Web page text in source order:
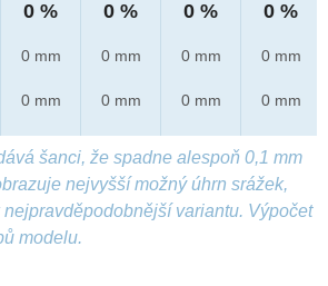
0 %
0 mm
0 mm
0 %
0 mm
0 mm
0 %
0 mm
0 mm
0 %
0 mm
0 mm
šanci, že spadne alespoň 0,1 mm
nejvyšší možný úhrn srážek,
variantu. Výpočet
modelu.